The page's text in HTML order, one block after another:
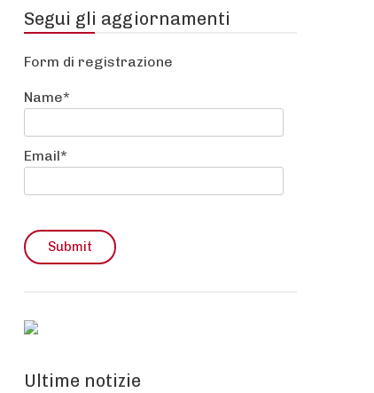
Segui gli aggiornamenti
Form di registrazione
Name*
Email*
Ultime notizie